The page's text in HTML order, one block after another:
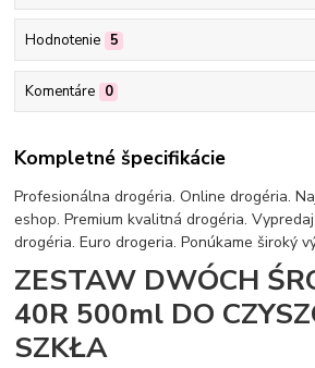
Hodnotenie 5
Komentáre 0
Kompletné špecifikácie
Profesionálna drogéria. Online drogéria.
eshop. Premium kvalitná drogéria.
drogéria. Euro drogeria. Ponúkame široký
ZESTAW DWÓCH
40R 500ml DO
SZKŁA